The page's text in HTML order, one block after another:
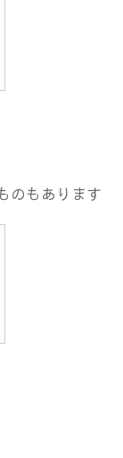
のもあります